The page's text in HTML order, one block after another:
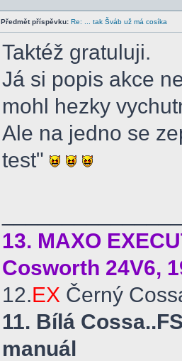
Předmět příspěvku: Re: ... tak Šváb už má cosíka
Taktéž gratuluji.
Já si popis akce
mohl hezky
Ale na jedno se
test"
13. MAXO
Cosworth 24V6,
12.EX Černý
11. Bílá
manuál